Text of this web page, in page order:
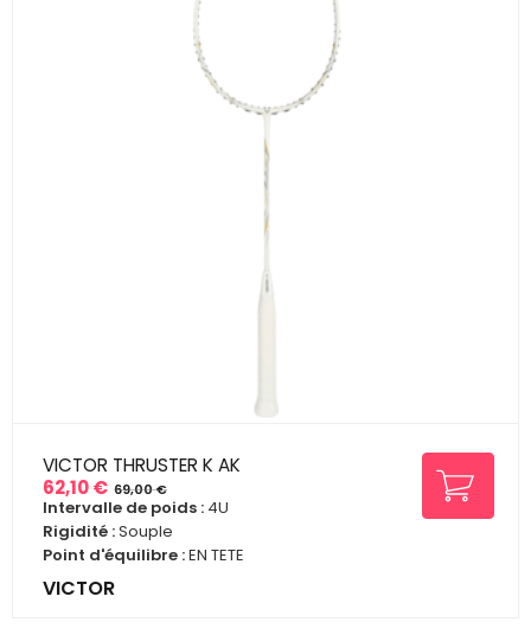
VICTOR THRUSTER K AK
Prix
62,10 €
Prix
de
base
69,00 €
Intervalle de poids : 4U
Rigidité :Souple
Point d'équilibre :EN TETE
VICTOR